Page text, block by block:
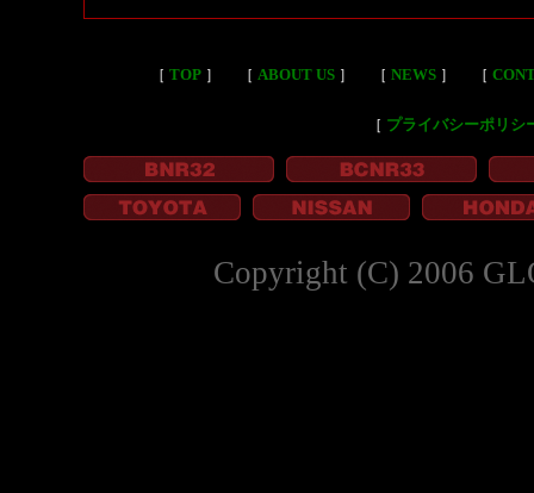
［ TOP］ ［ ABOUT US］ ［ NEWS］ ［
［ プライバシーポリシ
Copyright (C) 2006